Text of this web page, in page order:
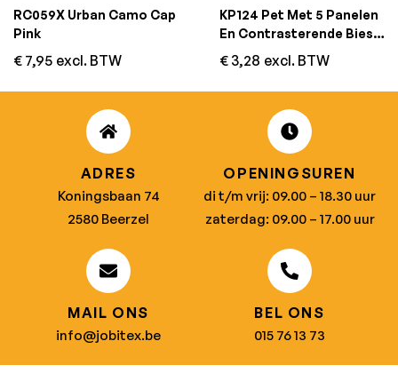
RC059X Urban Camo Cap
Pink
€ 7,95 excl. BTW
KP124 Pet Met 5 Panelen
En Contrasterende Bies
Dark Grey/Red
€ 3,28 excl. BTW
ADRES
Koningsbaan 74
2580 Beerzel
OPENINGSUREN
di t/m vrij: 09.00 – 18.30 uur
zaterdag: 09.00 – 17.00 uur
MAIL ONS
info@jobitex.be
BEL ONS
015 76 13 73